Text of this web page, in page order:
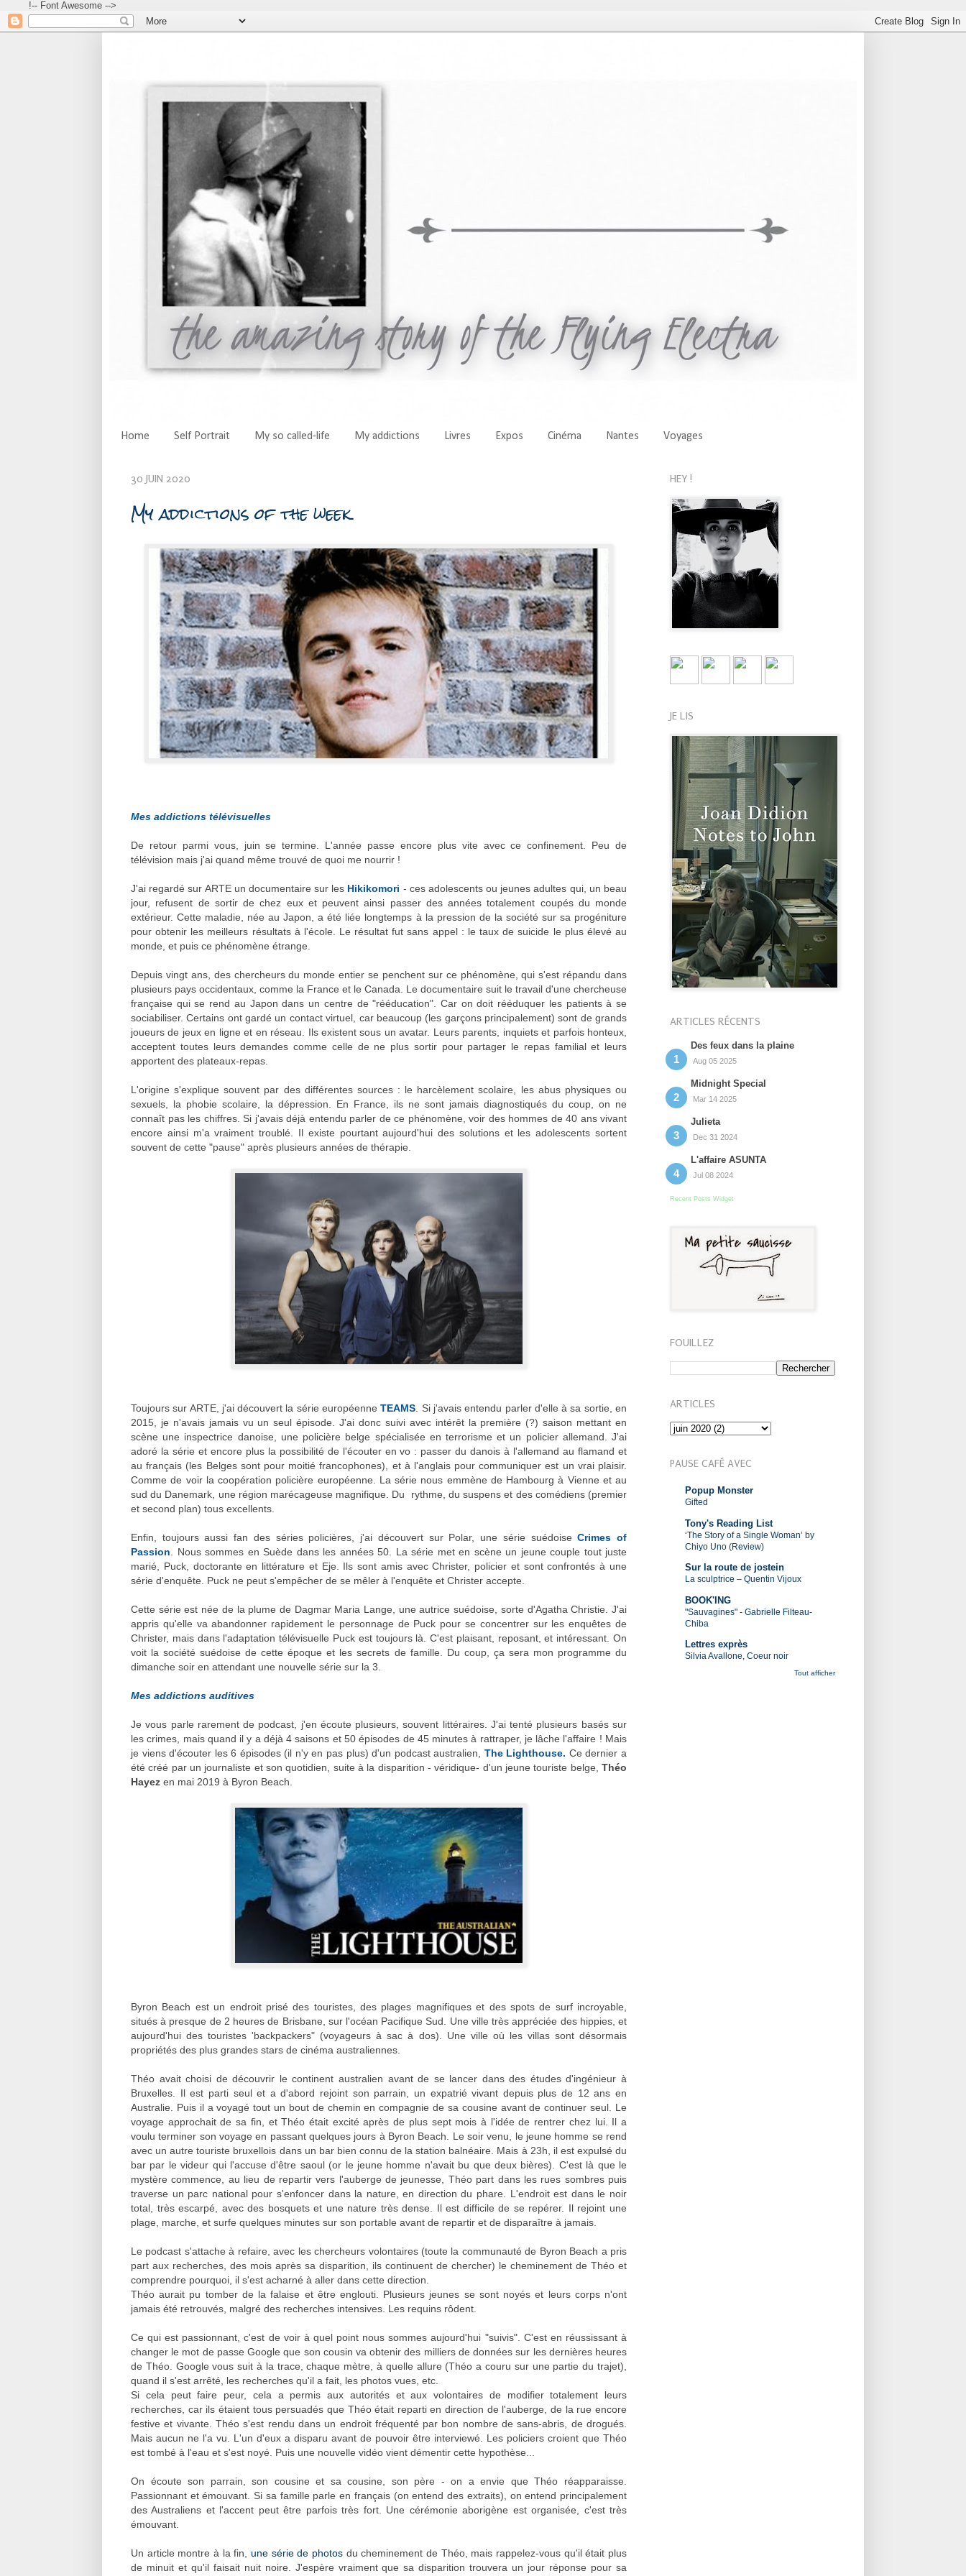
!-- Font Awesome -->
Home Self Portrait My so called-life My addictions Livres Expos Cinéma Nantes Voyages
30 JUIN 2020
My addictions of the week
Mes addictions télévisuelles
De retour parmi vous, juin se termine. L'année passe encore plus vite avec ce confinement. Peu de
télévision mais j'ai quand même trouvé de quoi me nourrir !
J'ai regardé sur ARTE un documentaire sur les Hikikomori - ces adolescents ou jeunes adultes qui, un beau
jour, refusent de sortir de chez eux et peuvent ainsi passer des années totalement coupés du monde
extérieur. Cette maladie, née au Japon, a été liée longtemps à la pression de la société sur sa progéniture
pour obtenir les meilleurs résultats à l'école. Le résultat fut sans appel : le taux de suicide le plus élevé au
monde, et puis ce phénomène étrange.
Depuis vingt ans, des chercheurs du monde entier se penchent sur ce phénomène, qui s'est répandu dans
plusieurs pays occidentaux, comme la France et le Canada. Le documentaire suit le travail d'une chercheuse
française qui se rend au Japon dans un centre de "rééducation". Car on doit rééduquer les patients à se
sociabiliser. Certains ont gardé un contact virtuel, car beaucoup (les garçons principalement) sont de grands
joueurs de jeux en ligne et en réseau. Ils existent sous un avatar. Leurs parents, inquiets et parfois honteux,
acceptent toutes leurs demandes comme celle de ne plus sortir pour partager le repas familial et leurs
apportent des plateaux-repas.
L'origine s'explique souvent par des différentes sources : le harcèlement scolaire, les abus physiques ou
sexuels, la phobie scolaire, la dépression. En France, ils ne sont jamais diagnostiqués du coup, on ne
connaît pas les chiffres. Si j'avais déjà entendu parler de ce phénomène, voir des hommes de 40 ans vivant
encore ainsi m'a vraiment troublé. Il existe pourtant aujourd'hui des solutions et les adolescents sortent
souvent de cette "pause" après plusieurs années de thérapie.
Toujours sur ARTE, j'ai découvert la série européenneTEAMS . Si j'avais entendu parler d'elle à sa sortie, en
2015, je n'avais jamais vu un seul épisode. J'ai donc suivi avec intérêt la première (?) saison mettant en
scène une inspectrice danoise, une policière belge spécialisée en terrorisme et un policier allemand. J'ai
adoré la série et encore plus la possibilité de l'écouter en vo : passer du danois à l'allemand au flamand et
au français (les Belges sont pour moitié francophones), et à l'anglais pour communiquer est un vrai plaisir.
Comme de voir la coopération policière européenne. La série nous emmène de Hambourg à Vienne et au
sud du Danemark, une région marécageuse magnifique. Du rythme, du suspens et des comédiens (premier
et second plan) tous excellents.
Enfin, toujours aussi fan des séries policières, j'ai découvert sur Polar, une série suédoiseCrimes of
Passion . Nous sommes en Suède dans les années 50. La série met en scène un jeune couple tout juste
marié, Puck, doctorante en littérature et Eje. Ils sont amis avec Christer, policier et sont confrontés à une
série d'enquête. Puck ne peut s'empêcher de se mêler à l'enquête et Christer accepte.
Cette série est née de la plume de Dagmar Maria Lange, une autrice suédoise, sorte d'Agatha Christie. J'ai
appris qu'elle va abandonner rapidement le personnage de Puck pour se concentrer sur les enquêtes de
Christer, mais dans l'adaptation télévisuelle Puck est toujours là. C'est plaisant, reposant, et intéressant. On
voit la société suédoise de cette époque et les secrets de famille. Du coup, ça sera mon programme du
dimanche soir en attendant une nouvelle série sur la 3.
Mes addictions auditives
Je vous parle rarement de podcast, j'en écoute plusieurs, souvent littéraires. J'ai tenté plusieurs basés sur
les crimes, mais quand il y a déjà 4 saisons et 50 épisodes de 45 minutes à rattraper, je lâche l'affaire ! Mais
je viens d'écouter les 6 épisodes (il n'y en pas plus) d'un podcast australien, The Lighthouse. Ce dernier a
été créé par un journaliste et son quotidien, suite à la disparition - véridique- d'un jeune touriste belge, Théo
Hayez en mai 2019 à Byron Beach.
Byron Beach est un endroit prisé des touristes, des plages magnifiques et des spots de surf incroyable,
situés à presque de 2 heures de Brisbane, sur l'océan Pacifique Sud. Une ville très appréciée des hippies, et
aujourd'hui des touristes 'backpackers" (voyageurs à sac à dos). Une ville où les villas sont désormais
propriétés des plus grandes stars de cinéma australiennes.
Théo avait choisi de découvrir le continent australien avant de se lancer dans des études d'ingénieur à
Bruxelles. Il est parti seul et a d'abord rejoint son parrain, un expatrié vivant depuis plus de 12 ans en
Australie. Puis il a voyagé tout un bout de chemin en compagnie de sa cousine avant de continuer seul. Le
voyage approchait de sa fin, et Théo était excité après de plus sept mois à l'idée de rentrer chez lui. Il a
voulu terminer son voyage en passant quelques jours à Byron Beach. Le soir venu, le jeune homme se rend
avec un autre touriste bruxellois dans un bar bien connu de la station balnéaire. Mais à 23h, il est expulsé du
bar par le videur qui l'accuse d'être saoul (or le jeune homme n'avait bu que deux bières). C'est là que le
mystère commence, au lieu de repartir vers l'auberge de jeunesse, Théo part dans les rues sombres puis
traverse un parc national pour s'enfoncer dans la nature, en direction du phare. L'endroit est dans le noir
total, très escarpé, avec des bosquets et une nature très dense. Il est difficile de se repérer. Il rejoint une
plage, marche, et surfe quelques minutes sur son portable avant de repartir et de disparaître à jamais.
Le podcast s'attache à refaire, avec les chercheurs volontaires (toute la communauté de Byron Beach a pris
part aux recherches, des mois après sa disparition, ils continuent de chercher) le cheminement de Théo et
comprendre pourquoi, il s'est acharné à aller dans cette direction.
Théo aurait pu tomber de la falaise et être englouti. Plusieurs jeunes se sont noyés et leurs corps n'ont
jamais été retrouvés, malgré des recherches intensives. Les requins rôdent.
Ce qui est passionnant, c'est de voir à quel point nous sommes aujourd'hui "suivis". C'est en réussissant à
changer le mot de passe Google que son cousin va obtenir des milliers de données sur les dernières heures
de Théo. Google vous suit à la trace, chaque mètre, à quelle allure (Théo a couru sur une partie du trajet),
quand il s'est arrêté, les recherches qu'il a fait, les photos vues, etc.
Si cela peut faire peur, cela a permis aux autorités et aux volontaires de modifier totalement leurs
recherches, car ils étaient tous persuadés que Théo était reparti en direction de l'auberge, de la rue encore
festive et vivante. Théo s'est rendu dans un endroit fréquenté par bon nombre de sans-abris, de drogués.
Mais aucun ne l'a vu. L'un d'eux a disparu avant de pouvoir être interviewé. Les policiers croient que Théo
est tombé à l'eau et s'est noyé. Puis une nouvelle vidéo vient démentir cette hypothèse...
On écoute son parrain, son cousine et sa cousine, son père - on a envie que Théo réapparaisse.
Passionnant et émouvant. Si sa famille parle en français (on entend des extraits), on entend principalement
des Australiens et l'accent peut être parfois très fort. Une cérémonie aborigène est organisée, c'est très
émouvant.
Un article montre à la fin, une série de photos du cheminement de Théo, mais rappelez-vous qu'il était plus
de minuit et qu'il faisait nuit noire. J'espère vraiment que sa disparition trouvera un jour réponse pour sa
HEY !
JE LIS
ARTICLES RÉCENTS
Des feux dans la plaine
Aug 05 2025
Midnight Special
Mar 14 2025
Julieta
Dec 31 2024
L'affaire ASUNTA
Jul 08 2024
Recent Posts Widget
FOUILLEZ
ARTICLES
PAUSE CAFÉ AVEC
Popup Monster
Gifted
Tony's Reading List
‘The Story of a Single Woman’ by
Chiyo Uno (Review)
Sur la route de jostein
La sculptrice – Quentin Vijoux
BOOK'ING
"Sauvagines" - Gabrielle Filteau-
Chiba
Lettres exprès
Silvia Avallone, Coeur noir
Tout afficher